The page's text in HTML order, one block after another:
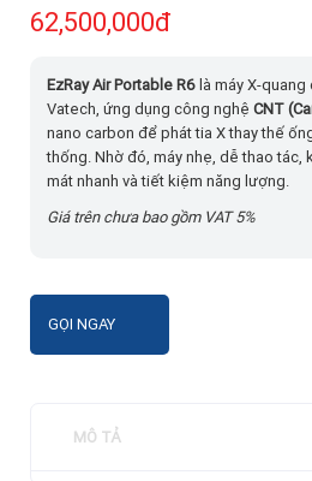
62,500,000đ
EzRay Air Portable R6là máy X-
Vatech, ứng dụng công nghệ CNT
nano carbon để phát tia X thay thế
thống. Nhờ đó, máy nhẹ, dễ thao tác,
mát nhanh và tiết kiệm năng lượng.
Giá trên chưa bao gồm VAT 5%
GỌI NGAY
MÔ TẢ